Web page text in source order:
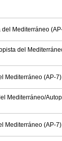
del Mediterráneo
del
Mediterráneo (AP-7)
Mediterráneo/
Mediterráneo (AP-7)